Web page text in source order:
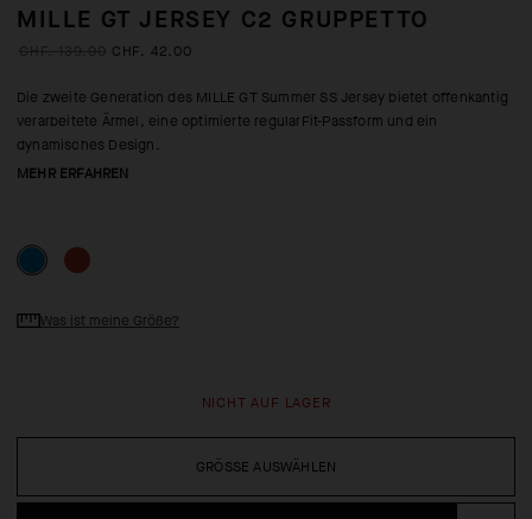
MILLE GT JERSEY C2 GRUPPETTO
CHF. 42.00
Die zweite Generation des MILLE GT Summer SS Jersey bietet offenkantig
verarbeitete Ärmel, eine optimierte regularFit-Passform und ein
dynamisches Design.
MEHR ERFAHREN
GRÖSSE AUSWÄHLEN
Was ist meine Größe?
NICHT AUF LAGER